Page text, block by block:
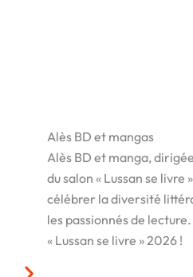
Alès BD et mangas
Alès BD et manga,
du salon « Lussan se
célébrer la diversité
les passionnés de
« Lussan se livre » 2026 !